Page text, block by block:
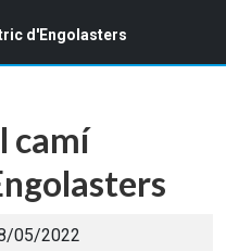
d'Engolasters
camí
05/2022